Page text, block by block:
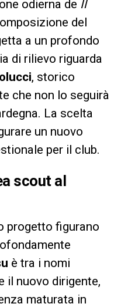
odierna de Il
del
a un profondo
di rilievo riguarda
, storico
che non lo seguirà
La scelta
un nuovo
per il club.
scout al
progetto figurano
è tra i nomi
il nuovo dirigente,
maturata in